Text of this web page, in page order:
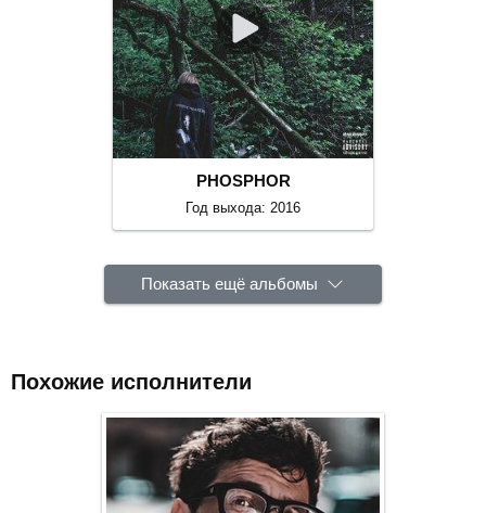
PHOSPHOR
Год выхода: 2016
Показать ещё альбомы
Похожие исполнители